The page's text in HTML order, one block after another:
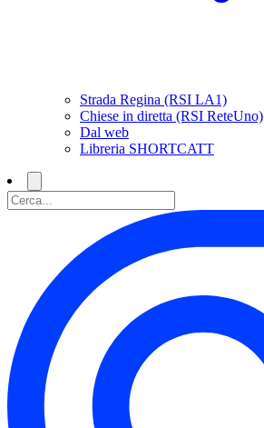
Strada Regina (RSI LA1)
Chiese in diretta (RSI ReteUno)
Dal web
Libreria SHORTCATT